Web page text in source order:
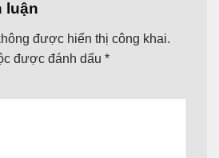
luận
được hiển thị công khai.
được đánh dấu *